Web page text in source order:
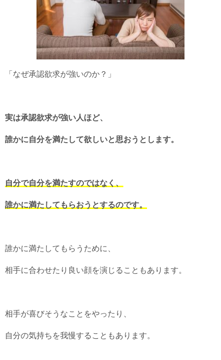
「なぜ承認欲求が強いのか？」
実は承認欲求が強い人ほど、
誰かに自分を満たして欲しいと思おうとします。
自分で自分を満たすのではなく、
誰かに満たしてもらおうとするのです。
誰かに満たしてもらうために、
相手に合わせたり良い顔を演じることもあります。
相手が喜びそうなことをやったり、
自分の気持ちを我慢することもあります。